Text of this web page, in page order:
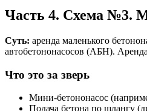
Часть 4. Схема №3.
Суть: аренда маленького
автобетононасосов (АБН).
Что это за зверь
Мини-бетононасос
Подача бетона по шлангу